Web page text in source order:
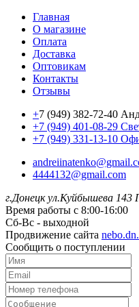
Главная
О магазине
Оплата
Доставка
Оптовикам
Контакты
Отзывы
+7 (949) 382-72-40
+7 (949) 401-08-29
+7 (949) 331-13-10
4444132@gmail.com
г.Донецк ул.Куйбышева 143
Время работы с 8:00-16:00
Сб-Вс - выходной
Продвижение сайта
Сообщить о поступлении